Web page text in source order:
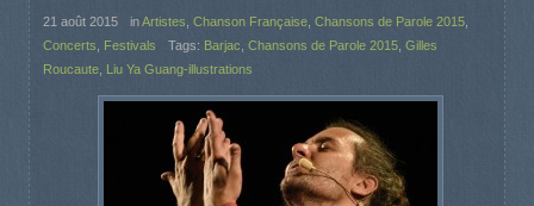
21 août 2015 inArtistes Chanson Française Chansons de Parole 2015
Concerts
Festivals Tags: Barjac Chansons de Parole 2015 Gilles
Roucaute Liu Ya Guang-illustrations